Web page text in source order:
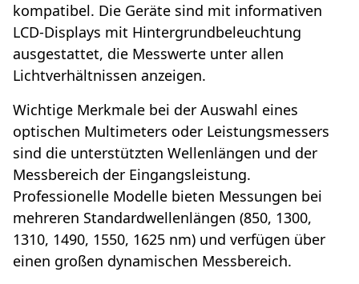
kompatibel. Die Geräte sind mit informativen
LCD-Displays mit Hintergrundbeleuchtung
ausgestattet, die Messwerte unter allen
Lichtverhältnissen anzeigen.
Wichtige Merkmale bei der Auswahl eines
optischen Multimeters oder Leistungsmessers
sind die unterstützten Wellenlängen und der
Messbereich der Eingangsleistung.
Professionelle Modelle bieten Messungen bei
mehreren Standardwellenlängen (850, 1300,
1310, 1490, 1550, 1625 nm) und verfügen über
einen großen dynamischen Messbereich.